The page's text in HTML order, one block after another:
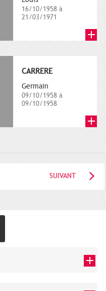
16/10/1958 à
21/03/1971
CARRERE
Germain
09/10/1958 à
09/10/1958
SUIVANT